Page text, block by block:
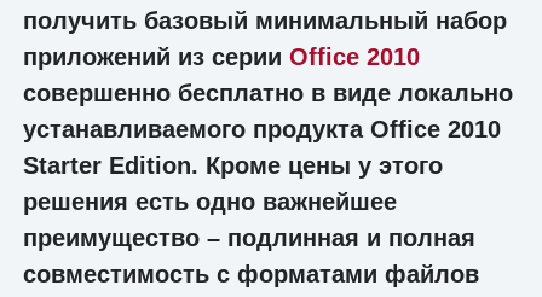
получить базовый минимальный набор
приложений из серии Office 2010
совершенно бесплатно в виде локально
устанавливаемого продукта Office 2010
Starter Edition. Кроме цены у этого
решения есть одно важнейшее
преимущество – подлинная и полная
совместимость с форматами файлов